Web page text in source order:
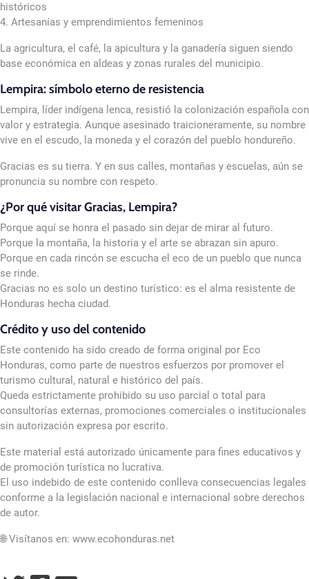
históricos
4. Artesanías y emprendimientos femeninos
La agricultura, el café, la apicultura y la ganadería siguen siendo
base económica en aldeas y zonas rurales del municipio.
Lempira: símbolo eterno de resistencia
Lempira, líder indígena lenca, resistió la colonización española con
valor y estrategia. Aunque asesinado traicioneramente, su nombre
vive en el escudo, la moneda y el corazón del pueblo hondureño.
Gracias es su tierra. Y en sus calles, montañas y escuelas, aún se
pronuncia su nombre con respeto.
¿Por qué visitar Gracias, Lempira?
Porque aquí se honra el pasado sin dejar de mirar al futuro.
Porque la montaña, la historia y el arte se abrazan sin apuro.
Porque en cada rincón se escucha el eco de un pueblo que nunca
se rinde.
Gracias no es solo un destino turístico: es el alma resistente de
Honduras hecha ciudad.
Crédito y uso del contenido
Este contenido ha sido creado de forma original por Eco
Honduras, como parte de nuestros esfuerzos por promover el
turismo cultural, natural e histórico del país.
Queda estrictamente prohibido su uso parcial o total para
consultorías externas, promociones comerciales o institucionales
sin autorización expresa por escrito.
Este material está autorizado únicamente para fines educativos y
de promoción turística no lucrativa.
El uso indebido de este contenido conlleva consecuencias legales
conforme a la legislación nacional e internacional sobre derechos
de autor.
🌐 Visítanos en: www.ecohonduras.net